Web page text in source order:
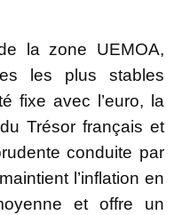
la zone UEMOA,
les plus stables
fixe avec l’euro, la
Trésor français et
conduite par
l’inflation en
et offre un